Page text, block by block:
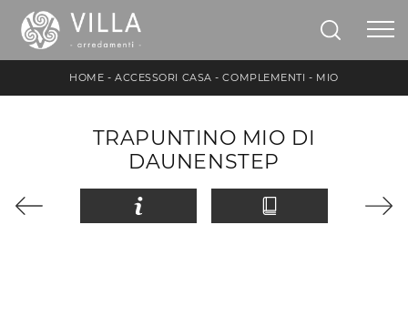
HOME -ACCESSORI CASA -COMPLEMENTI - MIO
TRAPUNTINO MIO DI
DAUNENSTEP